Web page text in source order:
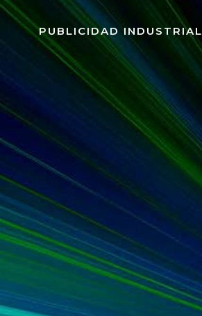
Saltar
contenido
PUBLICIDAD INDUSTRIAL